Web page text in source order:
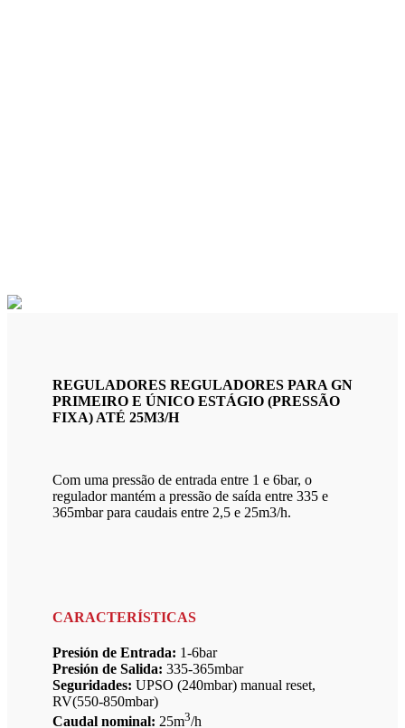
REGULADORES REGULADORES PARA GN
PRIMEIRO E ÚNICO ESTÁGIO (PRESSÃO
FIXA) ATÉ 25M3/H
Com uma pressão de entrada entre 1 e 6bar, o
regulador mantém a pressão de saída entre 335 e
365mbar para caudais entre 2,5 e 25m3/h.
CARACTERÍSTICAS
Presión de Entrada: 1-6bar
Presión de Salida: 335-365mbar
Seguridades: UPSO (240mbar) manual reset,
RV(550-850mbar)
Caudal nominal: 25m3/h